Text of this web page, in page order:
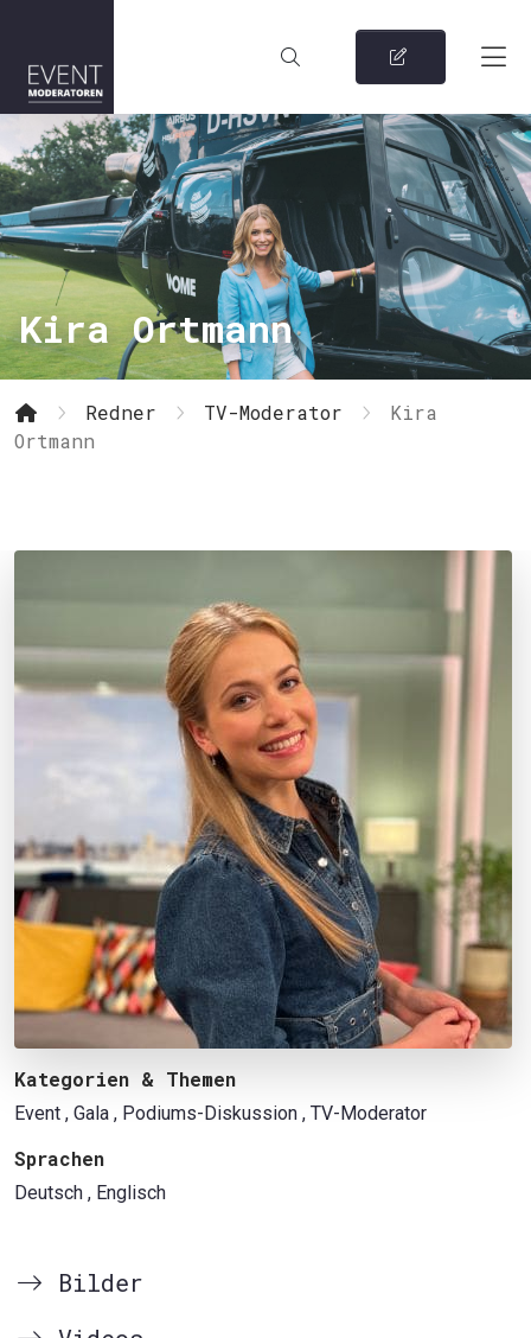
Kira Ortmann
Redner TV-Moderator
Kira
Ortmann
Kategorien & Themen
Event , Gala , Podiums-Diskussion , TV-Moderator
Sprachen
Deutsch , Englisch
Bilder